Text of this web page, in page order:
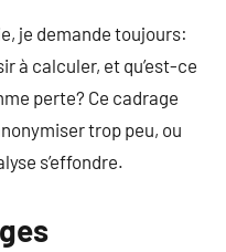
je demande toujours:
à calculer, et qu’est-ce
perte? Ce cadrage
trop peu, ou
s’effondre.